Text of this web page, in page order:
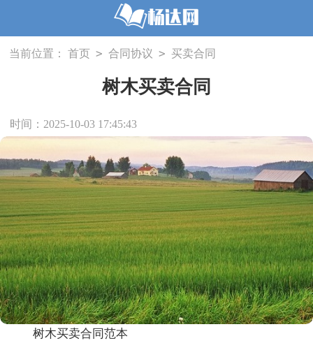
当前位置： 首页 > 合同协议 > 买卖合同
树木买卖合同
时间：2025-10-03 17:45:43
树木买卖合同范本